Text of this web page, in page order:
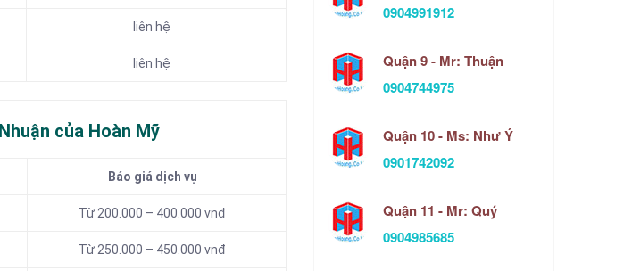
liên hệ
liên hệ
của Hoàn Mỹ
Báo giá dịch vụ
Từ 200.000 – 400.000 vnđ
Từ 250.000 – 450.000 vnđ
0904991912
Quận 9 - Mr: Thuận
0904744975
Quận 10 - Ms: Như Ý
0901742092
Quận 11 - Mr: Quý
0904985685